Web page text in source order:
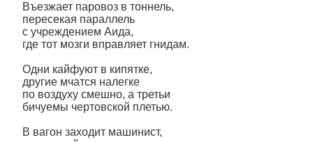
Въезжает паровоз в тоннель,
пересекая параллель
с учреждением Аида,
где тот мозги вправляет гнидам.
Одни кайфуют в кипятке,
другие мчатся налегке
по воздуху смешно, а третьи
бичуемы чертовской плетью.
В вагон заходит машинист,